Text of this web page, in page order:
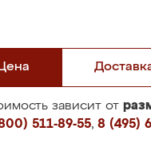
зависит от
511-89-55, 8 (495)